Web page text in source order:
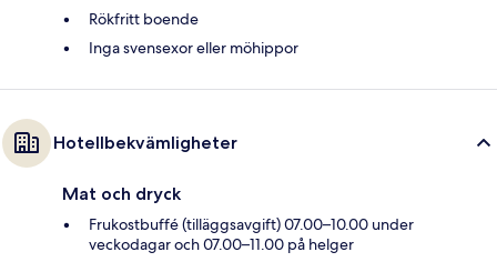
Rökfritt boende
Inga svensexor eller möhippor
Hotellbekvämligheter
Mat och dryck
Frukostbuffé (tilläggsavgift) 07.00–10.00 under
veckodagar och 07.00–11.00 på helger